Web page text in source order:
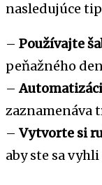
nasledujúce
– Používajte
peňažného
–
zaznamenáva
– Vytvorte si
aby ste sa